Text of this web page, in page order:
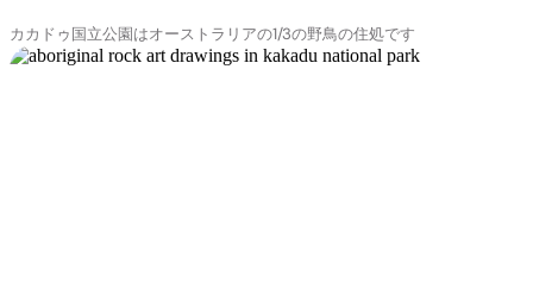
カカドゥ国立公園はオーストラリアの1/3の野鳥の住処です